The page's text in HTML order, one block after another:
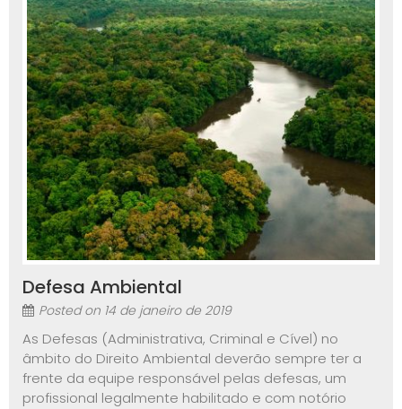
Defesa Ambiental
Posted on 14 de janeiro de 2019
As Defesas (Administrativa, Criminal e Cível) no
âmbito do Direito Ambiental deverão sempre ter a
frente da equipe responsável pelas defesas, um
profissional legalmente habilitado e com notório